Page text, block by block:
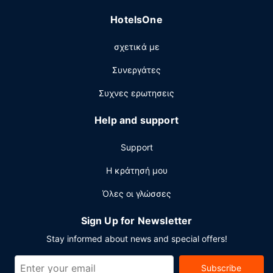
μείνετε μέσα και επωφεληθείτε από το room service
θα βρείτε σνακ σε 2 καφετέριες. Θέλετε να
χαλαρώσετε; Κάντε ένα διάλειμμα με ένα απολαυστικό
ποτό σε ένα από τα 9 μπαρ/lounge. Με επιπλέον χρέωση
είναι διαθέσιμο πρωινό (κατά παραγγελία) καθημερινά
check-in, γρήγορο check-out και υπηρεσίες
στεγνοκαθαριστηρίου/πλυντηρίων. Οι εγκαταστάσεις
συνεδριακό κέντρο και 70 αίθουσες συνεδριάσεων.
παρκαδόρο (με χρέωση).
HotelsOne
σχετικά με
Συνεργάτες
Συχνες ερωτησεις
Help and support
Support
Η κράτησή μου
Όλες οι γλώσσες
Sign Up for Newsletter
Stay informed about news and special offers!
Subscribe